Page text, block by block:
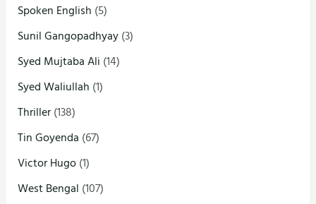
Spoken English (5)
Sunil Gangopadhyay(3)
Syed Mujtaba Ali (14)
Syed Waliullah (1)
Thriller(138)
Tin Goyenda (67)
Victor Hugo(1)
West Bengal (107)